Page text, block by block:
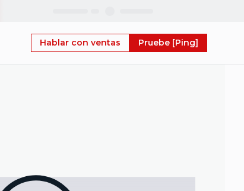
Hablar con ventas Pruebe [Ping]